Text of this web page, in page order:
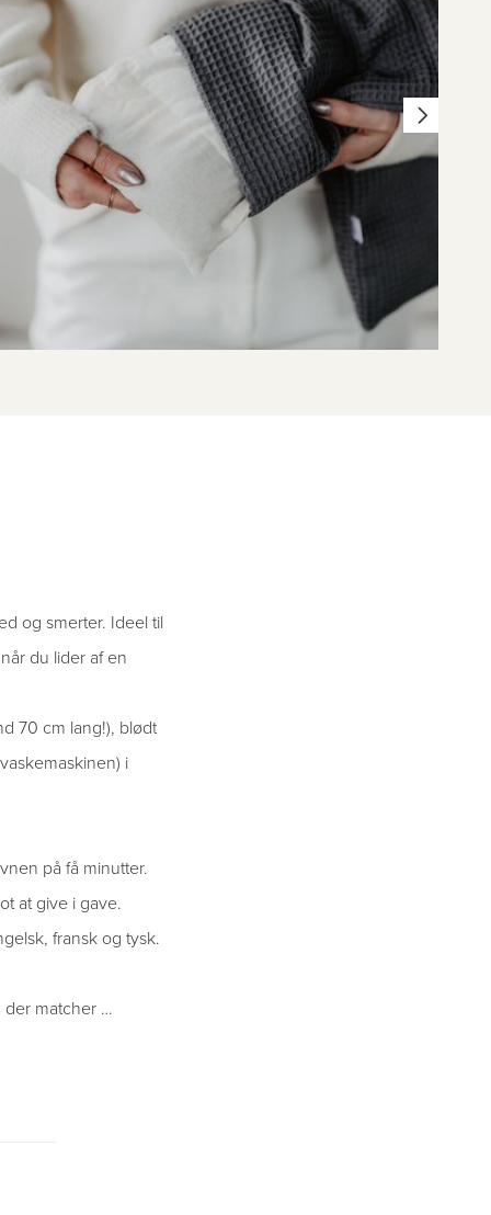
og smerter. Ideel til
du lider af en
70 cm lang!), blødt
i
på få minutter.
at give i gave.
fransk og tysk.
der matcher …